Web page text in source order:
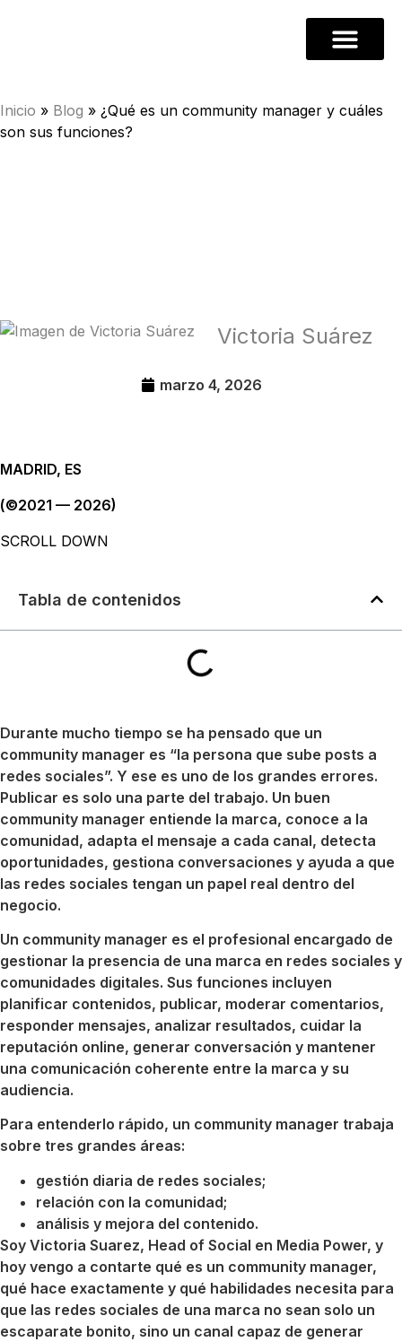
Inicio » Blog » ¿Qué es un community manager y cuáles
son sus funciones?
Victoria Suárez
marzo 4, 2026
MADRID, ES
(©2021 — 2026)
SCROLL DOWN
Tabla de contenidos
Durante mucho tiempo se ha pensado que un
community manager es “la persona que sube posts a
redes sociales”. Y ese es uno de los grandes errores.
Publicar es solo una parte del trabajo. Un buen
community manager entiende la marca, conoce a la
comunidad, adapta el mensaje a cada canal, detecta
oportunidades, gestiona conversaciones y ayuda a que
las redes sociales tengan un papel real dentro del
negocio.
Un community manager es el profesional encargado de
gestionar la presencia de una marca en redes sociales y
comunidades digitales. Sus funciones incluyen
planificar contenidos, publicar, moderar comentarios,
responder mensajes, analizar resultados, cuidar la
reputación online, generar conversación y mantener
una comunicación coherente entre la marca y su
audiencia.
Para entenderlo rápido, un community manager trabaja
sobre tres grandes áreas:
gestión diaria de redes sociales;
relación con la comunidad;
análisis y mejora del contenido.
Soy Victoria Suarez, Head of Social en Media Power, y
hoy vengo a contarte qué es un community manager,
qué hace exactamente y qué habilidades necesita para
que las redes sociales de una marca no sean solo un
escaparate bonito, sino un canal capaz de generar